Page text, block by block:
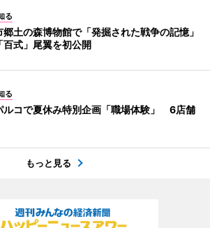
る
郷土の森博物館で「発掘された戦争の記憶」
式」尾翼を初公開
る
ルコで夏休み特別企画「職場体験」 6店舗
もっと見る